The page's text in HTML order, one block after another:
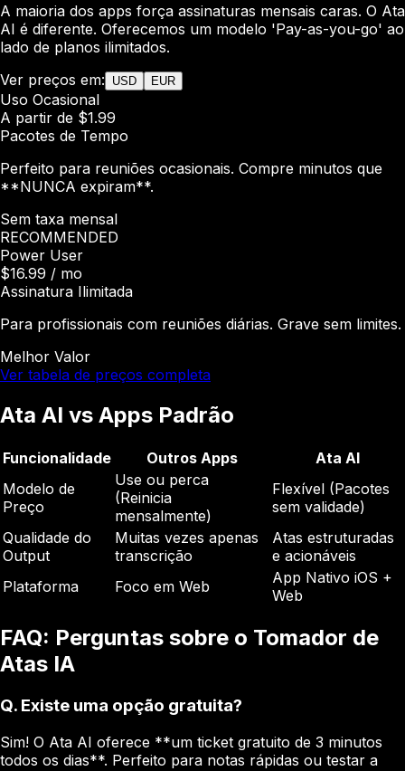
A maioria dos apps força assinaturas mensais caras. O Ata
AI é diferente. Oferecemos um modelo 'Pay-as-you-go' ao
lado de planos ilimitados.
Ver preços em:
USD EUR
Uso Ocasional
A partir de $1.99
Pacotes de Tempo
Perfeito para reuniões ocasionais. Compre minutos que
**NUNCA expiram**.
Sem taxa mensal
RECOMMENDED
Power User
$16.99 / mo
Assinatura Ilimitada
Para profissionais com reuniões diárias. Grave sem limites.
Melhor Valor
Ver tabela de preços completa
Ata AI vs Apps Padrão
Funcionalidade Outros Apps
Ata AI
Modelo de
Preço
Use ou perca
(Reinicia
mensalmente)
Flexível (Pacotes
sem validade)
Qualidade do
Output
Muitas vezes apenas
transcrição
Atas estruturadas
e acionáveis
Plataforma
Foco em Web
App Nativo iOS +
Web
FAQ: Perguntas sobre o Tomador de
Atas IA
Q. Existe uma opção gratuita?
Sim! O Ata AI oferece **um ticket gratuito de 3 minutos
todos os dias**. Perfeito para notas rápidas ou testar a